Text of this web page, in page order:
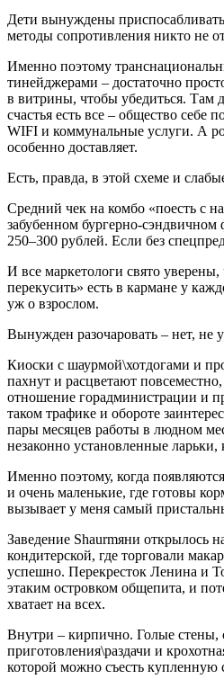
Дети вынуждены
методы сопротивления никто не
Именно поэтому
тинейджерами – достаточно
в витрины, чтобы убедиться. Там
счастья есть все – общество себе
WIFI и коммунальные услуги. А
особенно доставляет.
Есть, правда, в этой схеме и
Средний чек на комбо «поесть с
забубенном бургерно-сэндвичном
250–300 рублей. Если без
И все маркетологи свято уверены,
перекусить» есть в кармане у
уж о взрослом.
Вынужден разочаровать – нет, не
Киоски с шаурмой\хотдогами и
пахнут и расцветают
отношение горадминистрации и
таком трафике и обороте
пары месяцев работы в людном
незаконно установленные ларьки,
Именно поэтому, когда
и очень маленькие, где готовы
вызывает у меня самый
Заведение Shaurmяни открылось
кондитерской, где торговали
успешно. Перекресток Ленина и
этаким островком общепита, и
хватает на всех.
Внутри – кирпично. Голые стены,
приготовления\раздачи и
которой можно съесть купленную